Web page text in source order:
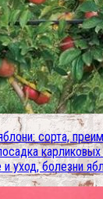
сорта,
уход, болезни